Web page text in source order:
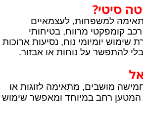
סיטי?
סיטי 2026 מתאימה למשפחות, לעצמאיים
קומפקטי מרווח, בטיחותי
שימוש יומיומי נוח, נסיעות ארוכות
להתפשר על נוחות או אבזור.
מושבים, מתאימה לזוגות או
רחב במיוחד ומאפשר שימוש